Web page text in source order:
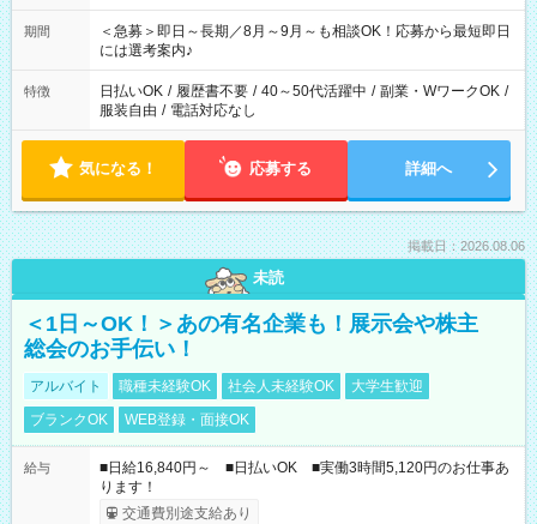
ば前職が、 在宅/財団法人/事務/コールセンター/受付/販売/カフェ
スタッフ スイーツ販売/ホテルフロント/化粧品販売/など 様々な
業界から入社して活躍されています♪
期間
＜急募＞即日～長期／8月～9月～も相談OK！応募から最短即日
には選考案内♪
特徴 日払いOK / 履歴書不要 / 40～50代活躍中 / 副業・WワークOK /
服装自由 / 電話対応なし
気になる！ 応募する 詳細へ
掲載日：2026.08.06
未読
＜1日～OK！＞あの有名企業も！展示会や株主
総会のお手伝い！
アルバイト 職種未経験OK 社会人未経験OK
大学生歓迎
ブランクOK
WEB登録・面接OK
給与
■日給16,840円～ ■日払いOK ■実働3時間5,120円のお仕事あ
ります！
交通費別途支給あり